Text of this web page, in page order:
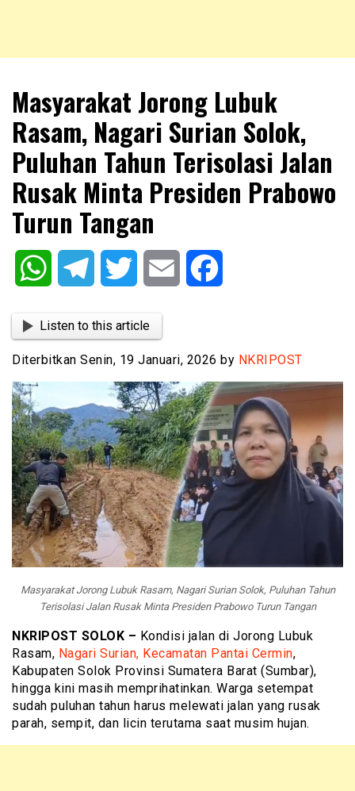
NKRIPOST
Masyarakat Jorong Lubuk
Rasam, Nagari Surian Solok,
Puluhan Tahun Terisolasi Jalan
Rusak Minta Presiden Prabowo
Turun Tangan
WhatsAppTelegram Twitter Email
Listen to this article
Diterbitkan Senin, 19 Januari, 2026 by NKRIPOST
Masyarakat Jorong Lubuk Rasam, Nagari Surian Solok, Puluhan Tahun
Terisolasi Jalan Rusak Minta Presiden Prabowo Turun Tangan
NKRIPOST SOLOK – Kondisi jalan di Jorong Lubuk
Rasam, Nagari Surian, Kecamatan Pantai Cermin,
Kabupaten Solok Provinsi Sumatera Barat (Sumbar),
hingga kini masih memprihatinkan. Warga setempat
sudah puluhan tahun harus melewati jalan yang rusak
parah, sempit, dan licin terutama saat musim hujan.